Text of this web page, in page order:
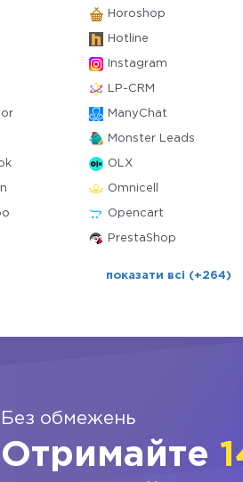
Horoshop
Hotline
Instagram
LP-CRM
ManyChat
Monster Leads
OLX
Omnicell
Opencart
PrestaShop
показати всі (+264)
Без обмежень
Отримайте